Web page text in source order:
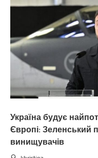
Україна будує
Європі: Зеленський
винищувачів